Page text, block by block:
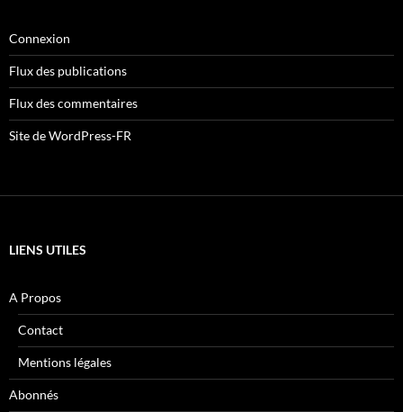
Connexion
Flux des publications
Flux des commentaires
Site de WordPress-FR
LIENS UTILES
A Propos
Contact
Mentions légales
Abonnés